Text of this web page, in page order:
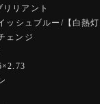
リリアント
ッシュブルー/【白熱
ェンジ